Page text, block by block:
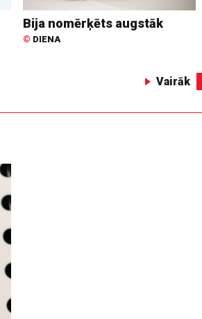
Bija nomērķēts augstāk
© DIENA
Vairāk